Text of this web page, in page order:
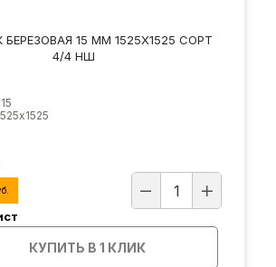
15 ММ 1525Х1525 СОРТ
4/4 НШ
КУПИТЬ В 1 КЛИК